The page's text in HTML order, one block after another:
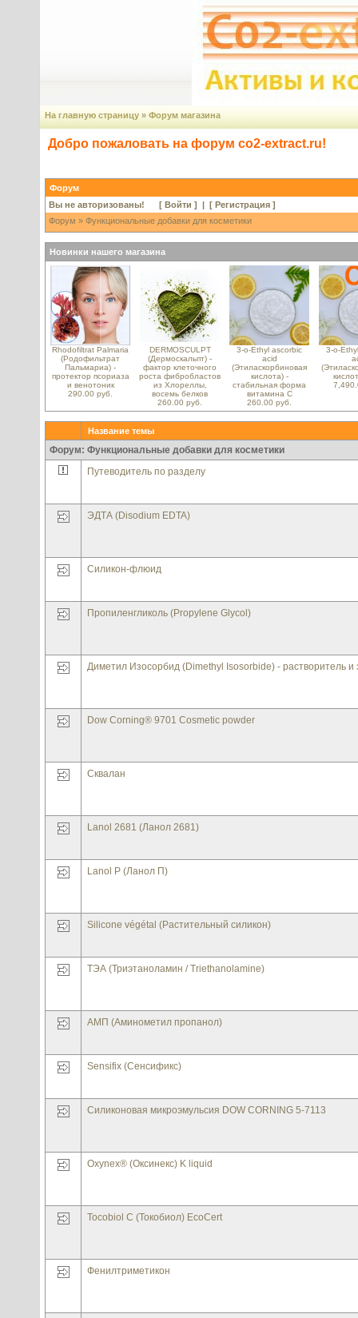
На главную страницу » Форум магазина
Добро пожаловать на форум co2-extract.ru!
Форум
Вы не авторизованы! [ Войти ] | [ Регистрация ]
Форум » Функциональные добавки для косметики
Новинки нашего магазина
Rhodofiltrat Palmaria
(Родофильтрат
Пальмариа) -
протектор псориаза
и венотоник
290.00 руб.
DERMOSCULPT
(Дермоскальпт) -
фактор клеточного
роста фибробластов
из Хлореллы,
восемь белков
260.00 руб.
3-o-Ethyl ascorbic
acid
(Этиласкорбиновая
кислота) -
стабильная форма
витамина С
260.00 руб.
3-o-
Название темы
Форум: Функциональные добавки для косметики
Путеводитель по разделу
ЭДТА (Disodium EDTA)
Силикон-флюид
Пропиленгликоль (Propylene Glycol)
Диметил Изосорбид (Dimethyl Isosorbide) - растворитель и
Dow Corning® 9701 Cosmetic powder
Сквалан
Lanol 2681 (Ланол 2681)
Lanol P (Ланол П)
Silicone végétal (Растительный силикон)
ТЭА (Триэтаноламин / Triethanolamine)
АМП (Аминометил пропанол)
Sensifix (Сенсификс)
Силиконовая микроэмульсия DOW CORNING 5-7113
Oxynex® (Оксинекс) K liquid
Tocobiol C (Токобиол) EcoCert
Фенилтриметикон